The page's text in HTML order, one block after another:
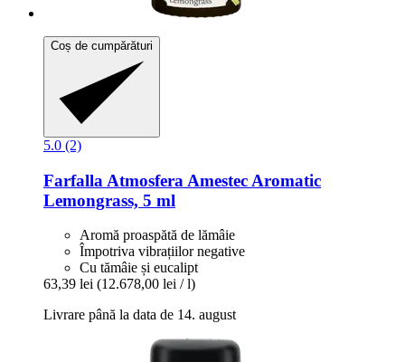
Coș de cumpărături
5.0 (2)
Farfalla Atmosfera Amestec Aromatic
Lemongrass, 5 ml
Aromă proaspătă de lămâie
Împotriva vibrațiilor negative
Cu tămâie și eucalipt
63,39 lei (12.678,00 lei / l)
Livrare până la data de 14. august